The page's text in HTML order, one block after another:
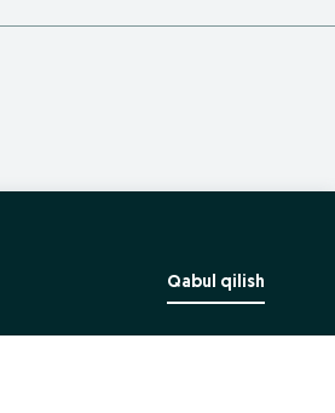
Qabul qilish